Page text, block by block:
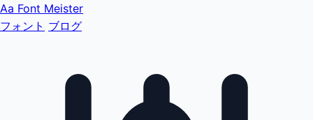
Aa Font Meister
フォント ブログ